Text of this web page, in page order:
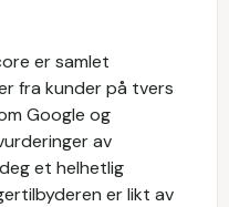
er samlet
fra kunder på tvers
Google og
av
et helhetlig
er likt av